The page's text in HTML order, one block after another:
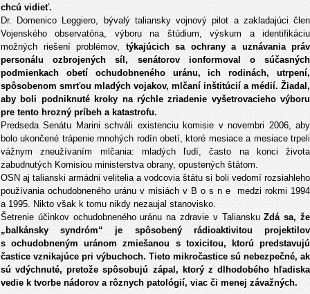
chcú vidieť.
Dr. Domenico Leggiero, bývalý taliansky vojnový pilot a zakladajúci člen
Vojenského observatória, výboru na štúdium, výskum a identifikáciu
možných riešení problémov, týkajúcich sa ochrany a uznávania práv
personálu ozbrojených síl, senátorov ionformoval o súčasných
podmienkach obetí ochudobneného uránu, ich rodinách, utrpení,
spôsobenom smrťou mladých vojakov, mlčaní inštitúcií a médií. Žiadal,
aby boli podniknuté kroky na rýchle zriadenie vyšetrovacieho výboru
pre tento hrozný príbeh a katastrofu.
Predseda Senátu Marini schváli existenciu komisie v novembri 2006, aby
bolo ukončené trápenie mnohých rodín obetí, ktoré mesiace a mesiace trpeli
vážnym zneužívaním mlčania: mladých ľudí, často na konci života
zabudnutých Komisiou ministerstva obrany, opustených štátom.
OSN aj talianski armádni velitelia a vodcovia štátu si boli vedomí rozsiahleho
používania ochudobneného uránu v misiách v B o s n e medzi rokmi 1994
a 1995. Nikto však k tomu nikdy nezaujal stanovisko.
Šetrenie účinkov ochudobneného uránu na zdravie v TalianskuZdá sa, že
„balkánsky syndróm“ je spôsobený rádioaktivitou projektilov
s ochudobneným uránom zmiešanou s toxicitou, ktorú predstavujú
častice vznikajúce pri výbuchoch. Tieto mikročastice sú nebezpečné, ak
sú vdýchnuté, pretože spôsobujú zápal, ktorý z dlhodobého hľadiska
vedie k tvorbe nádorov a rôznych patológií, viac či menej závažných.